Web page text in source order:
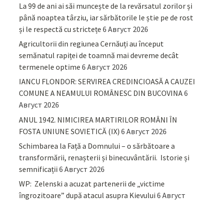
La 99 de ani ai săi muncește de la revărsatul zorilor și
până noaptea târziu, iar sărbătorile le știe pe de rost
și le respectă cu strictețe 6 Август 2026
Agricultorii din regiunea Cernăuți au început
semănatul rapiței de toamnă mai devreme decât
termenele optime 6 Август 2026
IANCU FLONDOR: SERVIREA CREDINCIOASĂ A CAUZEI
COMUNE A NEAMULUI ROMÂNESC DIN BUCOVINA6
Август 2026
ANUL 1942. NIMICIREA MARTIRILOR ROMÂNI ÎN
FOSTA UNIUNE SOVIETICĂ (IX) 6 Август 2026
Schimbarea la Față a Domnului – o sărbătoare a
transformării, renașterii și binecuvântării. Istorie și
semnificații 6 Август 2026
WP: Zelenski a acuzat partenerii de „victime
îngrozitoare” după atacul asupra Kievului 6 Август